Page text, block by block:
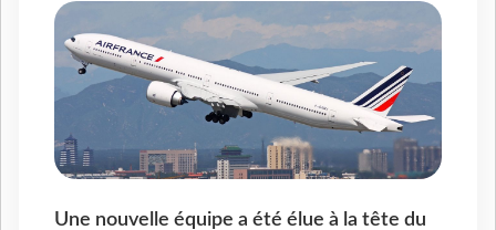
Une nouvelle équipe a été élue à la tête du